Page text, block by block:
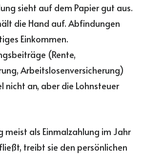
sieht auf dem Papier gut aus.
die Hand auf. Abfindungen
Einkommen.
(Rente,
Arbeitslosenversicherung)
nicht an, aber die Lohnsteuer
meist als Einmalzahlung im Jahr
treibt sie den persönlichen